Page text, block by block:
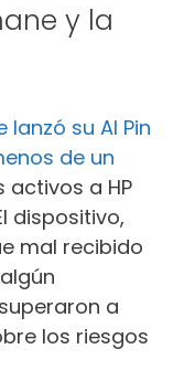
y la
lanzó su AI Pin
de un
activos a HP
dispositivo,
mal recibido
a
los riesgos